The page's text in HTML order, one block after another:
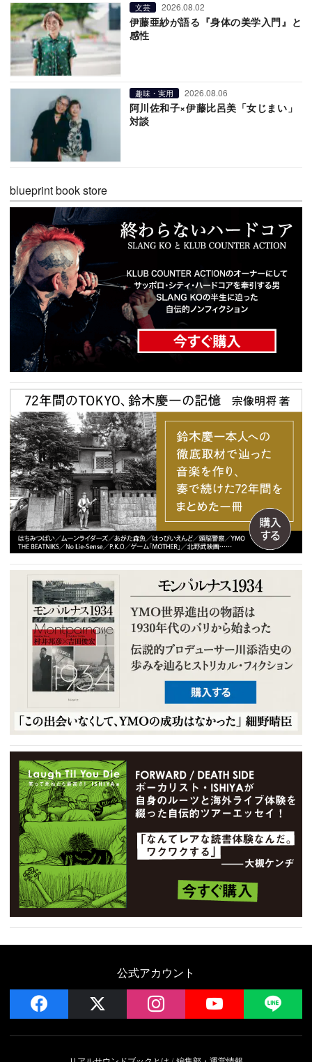
文芸 2026.08.02
伊藤亜紗が語る『身体の美学入門』と
感性
趣味・実用 2026.08.06
阿川佐和子×伊藤比呂美「女じまい」
対談
blueprint book store
公式アカウント
facebook instagram YouTube